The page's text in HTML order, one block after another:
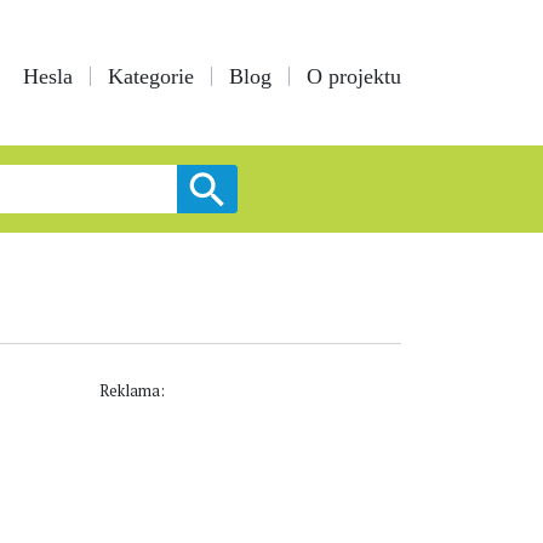
Hesla Kategorie Blog O projektu
Reklama: